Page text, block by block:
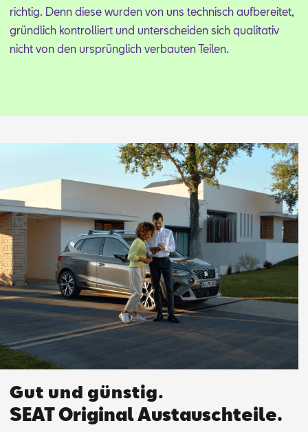
rich­tig. Denn die­se wur­den von uns tech­nisch auf­be­rei­tet,
gründ­lich kon­trol­liert und un­ter­schei­den sich qua­li­ta­tiv
nicht von den ur­sprüng­lich ver­bau­ten Tei­len.
Gut und günstig.
SEAT Original Austauschteile.